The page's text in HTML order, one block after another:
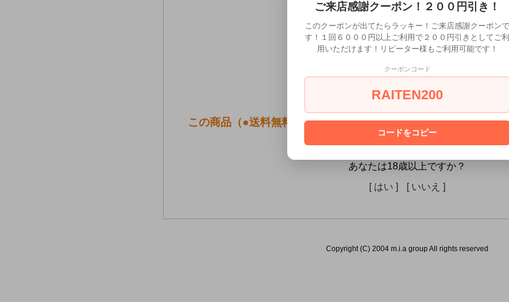
この商品（●送料無料●AV ONA CUP PREMIUM 【プレミアム】
満の方には販売できません。
あなたは18歳以上ですか？
[ はい ]
[ いいえ ]
Copyright (C) 2004 m.i.a group All rights reserved
ご来店感謝クーポン！２００円引き！
このクーポンが出てたらラッキー！ご来店感謝クーポンで
す！１回６０００円以上ご利用で２００円引きとしてご利
用いただけます！リピーター様もご利用可能です！
クーポンコード
RAITEN200
コードをコピー